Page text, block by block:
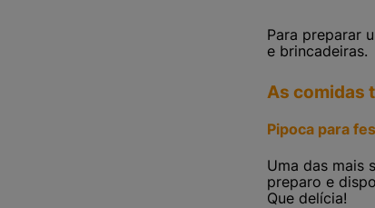
Para preparar
e brincadeiras.
As comidas
Pipoca para
Uma das mais
preparo e
Que delícia!